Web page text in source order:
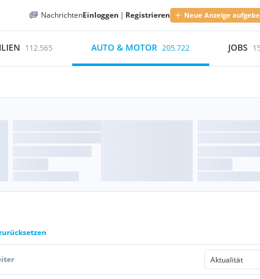
NachrichtenEinloggen | Registrieren Neue Anzeige
112.565 AUTO & MOTOR 205.722 JOBS